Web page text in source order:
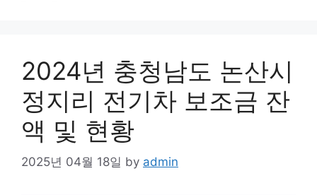
2024년 충청남도 논산시
정지리 전기차 보조금 잔
액 및 현황
2025년 04월 18일 by admin